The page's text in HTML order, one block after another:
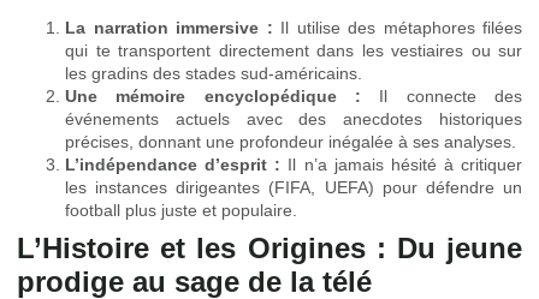
La narration immersive : Il utilise des métaphores filées
qui te transportent directement dans les vestiaires ou sur
les gradins des stades sud-américains.
Une mémoire encyclopédique : Il connecte des
événements actuels avec des anecdotes historiques
précises, donnant une profondeur inégalée à ses analyses.
L’indépendance d’esprit : Il n’a jamais hésité à critiquer
les instances dirigeantes (FIFA, UEFA) pour défendre un
football plus juste et populaire.
L’Histoire et les Origines : Du jeune
prodige au sage de la télé